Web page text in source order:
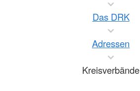
Das DRK
Adressen
Kreisverbände